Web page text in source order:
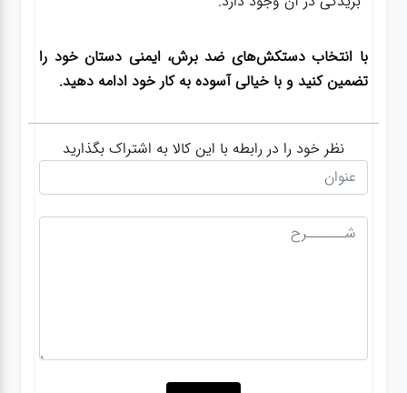
با انتخاب دستکش‌های ضد برش، ایمنی دستان خود را
تضمین کنید و با خیالی آسوده به کار خود ادامه دهید.
نظر خود را در رابطه با این کالا به اشتراک بگذارید